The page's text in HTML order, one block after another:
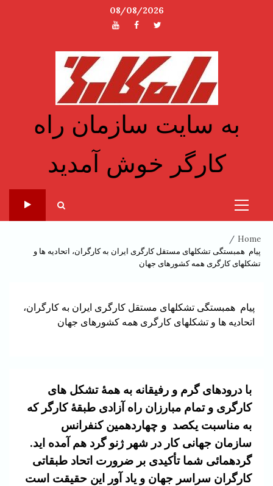
08/08/2026
توئیترفیسبوکیوتیوب
به سایت سازمان راه
کارگر خوش آمدید
Primary
Home
پیام همبستگی تشکلهای مستقل کارگری ایران به کارگران، اتحادیه ها و
تشکلهای کارگری همه کشورهای جهان
پیام همبستگی تشکلهای مستقل کارگری ایران به کارگران،
اتحادیه ها و تشکلهای کارگری همه کشورهای جهان
با درودهای گرم و رفیقانه به همۀ تشکل های
کارگری و تمام مبارزان راه آزادی طبقۀ کارگر که
به مناسبت یکصد و چهاردهمین کنفرانس
سازمان جهانی کار در شهر ژنو گرد هم آمده اید.
گردهمائی شما تأکیدی بر ضرورت اتحاد طبقاتی
کارگران سراسر جهان و یاد آور این حقیقت است